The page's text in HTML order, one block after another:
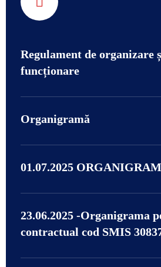
Regulament de organizare
funcționare
Organigramă
01.07.2025
23.06.2025 -Organigrama
contractual cod SMIS